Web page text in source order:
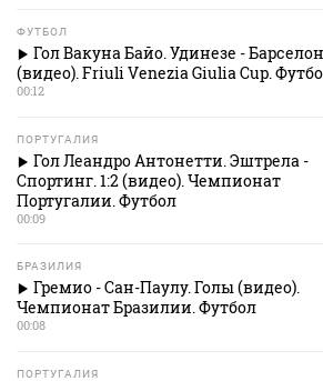
ФУТБОЛ
Гол Вакуна Байо. Удинезе -
(видео). Friuli Venezia Giulia Cup.
00:12
ПОРТУГАЛИЯ
Гол Леандро Антонетти. Эштрела -
Спортинг. 1:2 (видео). Чемпионат
Португалии. Футбол
00:09
БРАЗИЛИЯ
Гремио - Сан-Паулу. Голы (видео).
Чемпионат Бразилии. Футбол
00:08
ПОРТУГАЛИЯ